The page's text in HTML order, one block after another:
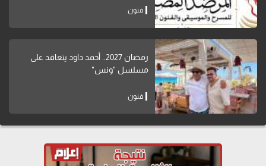
فنون
رمضان 2027.. أحمد داود يتعاقد على
مسلسل "ونس"
فنون